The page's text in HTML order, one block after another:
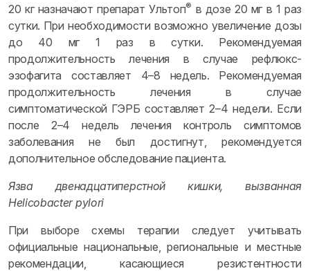
20 кг назначают препарат Ультоп® в дозе 20 мг в 1 раз
сутки. При необходимости возможно увеличение дозы
до 40 мг 1 раз в сутки. Рекомендуемая
продолжительность лечения в случае рефлюкс-
эзофагита составляет 4–8 недель. Рекомендуемая
продолжительность лечения в случае
симптоматической ГЭРБ составляет 2–4 недели. Если
после 2–4 недель лечения контроль симптомов
заболевания не был достигнут, рекомендуется
дополнительное обследование пациента.
Язва двенадцатиперстной кишки, вызванная
Helicobacter pylori
При выборе схемы терапии следует учитывать
официальные национальные, региональные и местные
рекомендации, касающиеся резистентности